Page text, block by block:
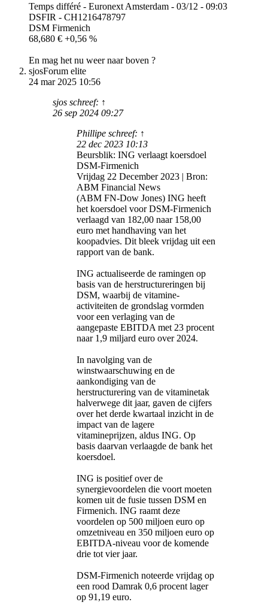
Temps différé - Euronext Amsterdam - 03/12 - 09:03
DSFIR - CH1216478797
DSM Firmenich
68,680 € +0,56 %
En mag het nu weer naar boven ?
sjosForum elite
24 mar 2025 10:56
sjos schreef: ↑
26 sep 2024 09:27
Phillipe schreef: ↑
22 dec 2023 10:13
Beursblik: ING verlaagt koersdoel
DSM-Firmenich
Vrijdag 22 December 2023 | Bron:
ABM Financial News
(ABM FN-Dow Jones) ING heeft
het koersdoel voor DSM-Firmenich
verlaagd van 182,00 naar 158,00
euro met handhaving van het
koopadvies. Dit bleek vrijdag uit een
rapport van de bank.
ING actualiseerde de ramingen op
basis van de herstructureringen bij
DSM, waarbij de vitamine-
activiteiten de grondslag vormden
voor een verlaging van de
aangepaste EBITDA met 23 procent
naar 1,9 miljard euro over 2024.
In navolging van de
winstwaarschuwing en de
aankondiging van de
herstructurering van de vitaminetak
halverwege dit jaar, gaven de cijfers
over het derde kwartaal inzicht in de
impact van de lagere
vitamineprijzen, aldus ING. Op
basis daarvan verlaagde de bank het
koersdoel.
ING is positief over de
synergievoordelen die voort moeten
komen uit de fusie tussen DSM en
Firmenich. ING raamt deze
voordelen op 500 miljoen euro op
omzetniveau en 350 miljoen euro op
EBITDA-niveau voor de komende
drie tot vier jaar.
DSM-Firmenich noteerde vrijdag op
een rood Damrak 0,6 procent lager
op 91,19 euro.